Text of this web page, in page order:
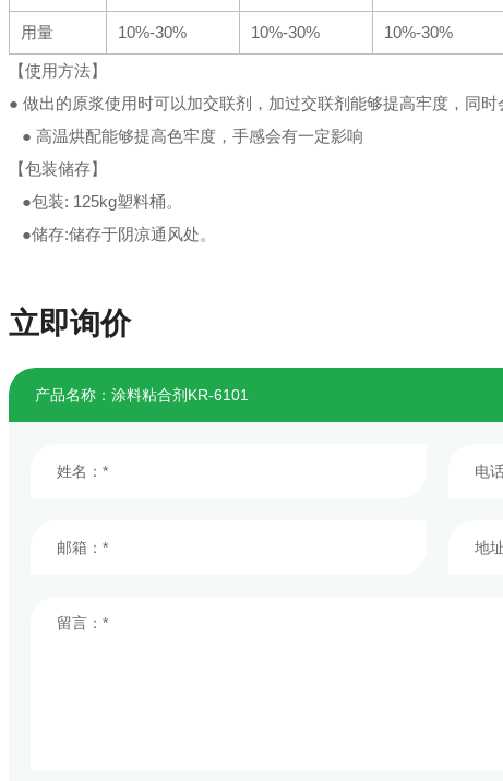
用量 10%-30% 10%-30% 10%-30%
【使用方法】
● 做出的原浆使用时可以加交联剂，加过交联剂能够提高牢度，同
● 高温烘配能够提高色牢度，手感会有一定影响
【包装储存】
●包装: 125kg塑料桶。
●储存:储存于阴凉通风处。
立即询价